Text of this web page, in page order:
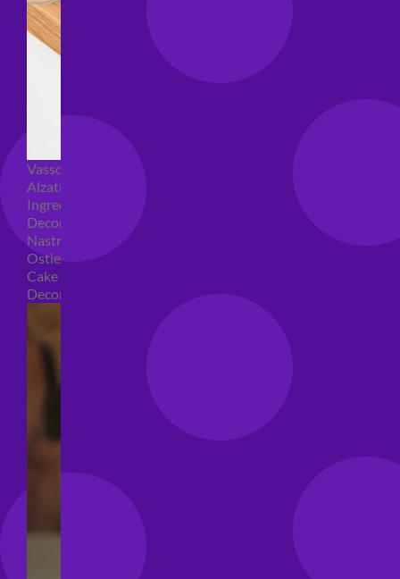
Vassoi e sottotorta
Alzatine per dolci
Ingredienti torte
Decorazioni torte
Nastri e girotorte
Ostie per torte
Cake Topper
Decori per torte